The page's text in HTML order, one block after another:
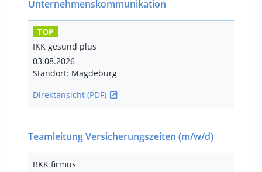
Unternehmenskommunikation
TOP
IKK gesund plus
03.08.2026
Standort: Magdeburg
Direktansicht (PDF)
Teamleitung Versicherungszeiten (m/w/d)
BKK firmus